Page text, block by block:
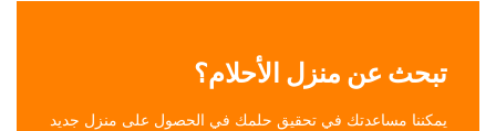
تبحث عن منزل الأحلام؟
يمكننا مساعدتك في تحقيق حلمك في الحصول على منزل جديد